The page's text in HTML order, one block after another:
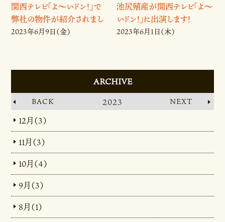
関西テレビ「よ～いドン！」で
弊社の物件が紹介されまし
た♪
2023年6月9日（金）
池尻殖産が関西テレビ「よ～
いドン！」に出演します！
2023年6月1日（木）
ARCHIVE
BACK 2023 NEXT
12月（3）
11月（3）
10月（4）
9月（3）
8月（1）